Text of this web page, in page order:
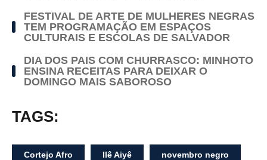
FESTIVAL DE ARTE DE MULHERES NEGRAS
TEM PROGRAMAÇÃO EM ESPAÇOS
CULTURAIS E ESCOLAS DE SALVADOR
DIA DOS PAIS COM CHURRASCO: MINHOTO
ENSINA RECEITAS PARA DEIXAR O
DOMINGO MAIS SABOROSO
TAGS:
Cortejo Afro Ilê Aiyê novembro negro